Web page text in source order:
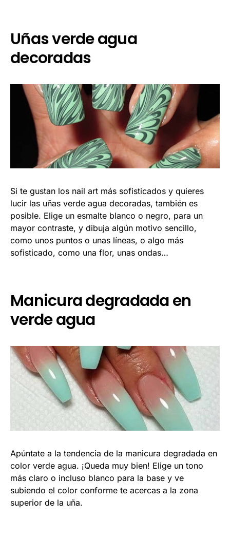
Uñas verde agua
decoradas
Si te gustan los nail art más sofisticados y quieres
lucir las uñas verde agua decoradas, también es
posible. Elige un esmalte blanco o negro, para un
mayor contraste, y dibuja algún motivo sencillo,
como unos puntos o unas líneas, o algo más
sofisticado, como una flor, unas ondas…
Manicura degradada en
verde agua
Apúntate a la tendencia de la manicura degradada en
color verde agua. ¡Queda muy bien! Elige un tono
más claro o incluso blanco para la base y ve
subiendo el color conforme te acercas a la zona
superior de la uña.